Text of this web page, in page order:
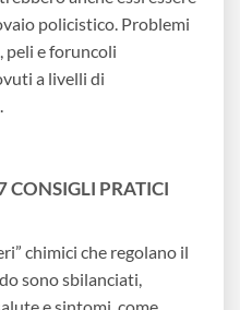
policistico. Problemi
peli e foruncoli
a livelli di
PRATICI
chimici che regolano il
sono sbilanciati,
e sintomi, come